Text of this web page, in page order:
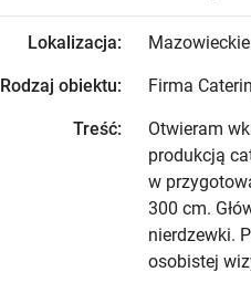
Lokalizacja: Mazowieckie
Rodzaj obiektu: Firma
Treść:
Otwieram
produkcją
w
300 cm.
nierdzewki.
osobistej